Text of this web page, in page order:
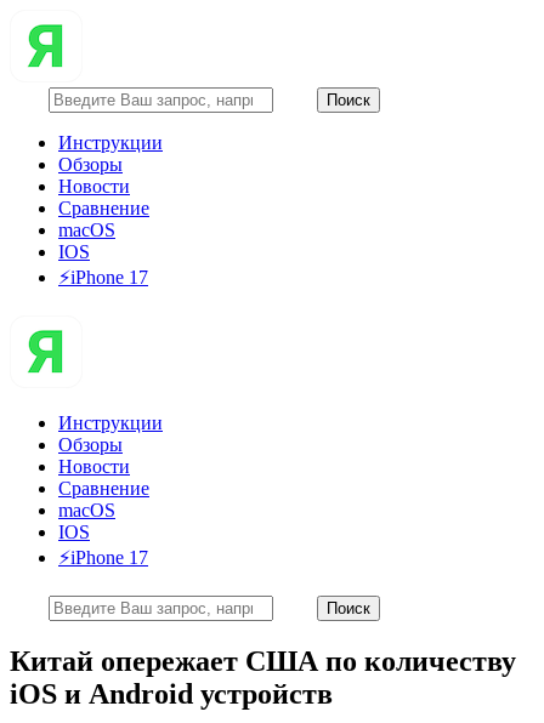
Инструкции
Обзоры
Новости
Сравнение
macOS
IOS
⚡️iPhone 17
Инструкции
Обзоры
Новости
Сравнение
macOS
IOS
⚡️iPhone 17
Китай опережает США по количеству
iOS и Android устройств